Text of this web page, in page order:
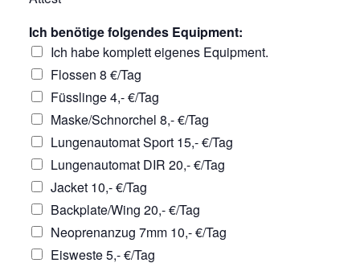
Ich benötige folgendes Equipment:
Ich habe komplett eigenes Equipment.
Flossen 8 €/Tag
Füsslinge 4,- €/Tag
Maske/Schnorchel 8,- €/Tag
Lungenautomat Sport 15,- €/Tag
Lungenautomat DIR 20,- €/Tag
Jacket 10,- €/Tag
Backplate/Wing 20,- €/Tag
Neoprenanzug 7mm 10,- €/Tag
Eisweste 5,- €/Tag